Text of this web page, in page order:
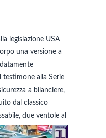
legislazione USA
una versione a
testimone alla Serie
a bilanciere,
dal classico
due ventole al